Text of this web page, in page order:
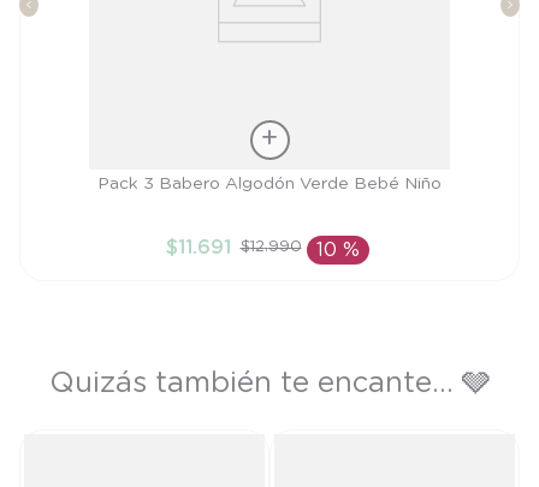
AÑADIR AL CARRITO
Pack 3 Babero Algodón Verde Bebé Niño
$11 .691 $12.990 10 %
Quizás también te encante... 🩶